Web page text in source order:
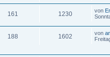
161 1230 von
188 1602 von